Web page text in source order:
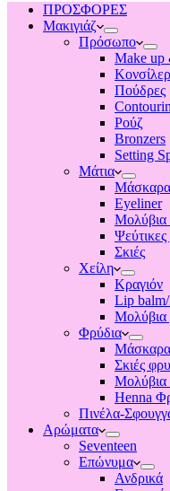
ΠΡΟΣΦΟΡΕΣ
Μακιγιάζ
Πρόσωπο
Make up
Πούδρες
Ρούζ
Bronzers
Setting
Μάτια
Μάσκαρα
Eyeliner
Μολύβια
Σκιές
Χείλη
Κραγιόν
Lip
Μολύβια
Φρύδια
Σκιές
Μολύβια
Henna
Πινέλα-
Αρώματα
Seventeen
Επώνυμα
Ανδρικά